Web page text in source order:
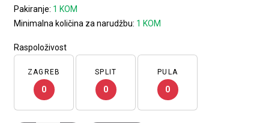
Pakiranje: 1 KOM
Minimalna količina za narudžbu: 1 KOM
Raspoloživost
ZAGREB
0
SPLIT
0
PULA
0